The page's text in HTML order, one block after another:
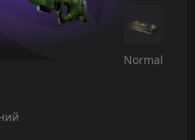
Normal